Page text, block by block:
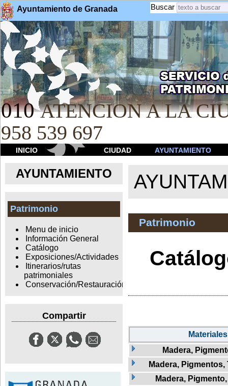
Ayuntamiento de Granada Buscar
010 ATENCION A LA
958 539 697
INICIO CIUDAD AYUNTAMIENTO
AYUNTAMIENTO
Patrimonio
Menu de inicio
Información General
Catálogo
Exposiciones/Actividades
Itinerarios/rutas
patrimoniales
Conservación/Restauración
Compartir
Patrimonio
Materiales
Madera,
Madera, Pigmentos,
Madera,